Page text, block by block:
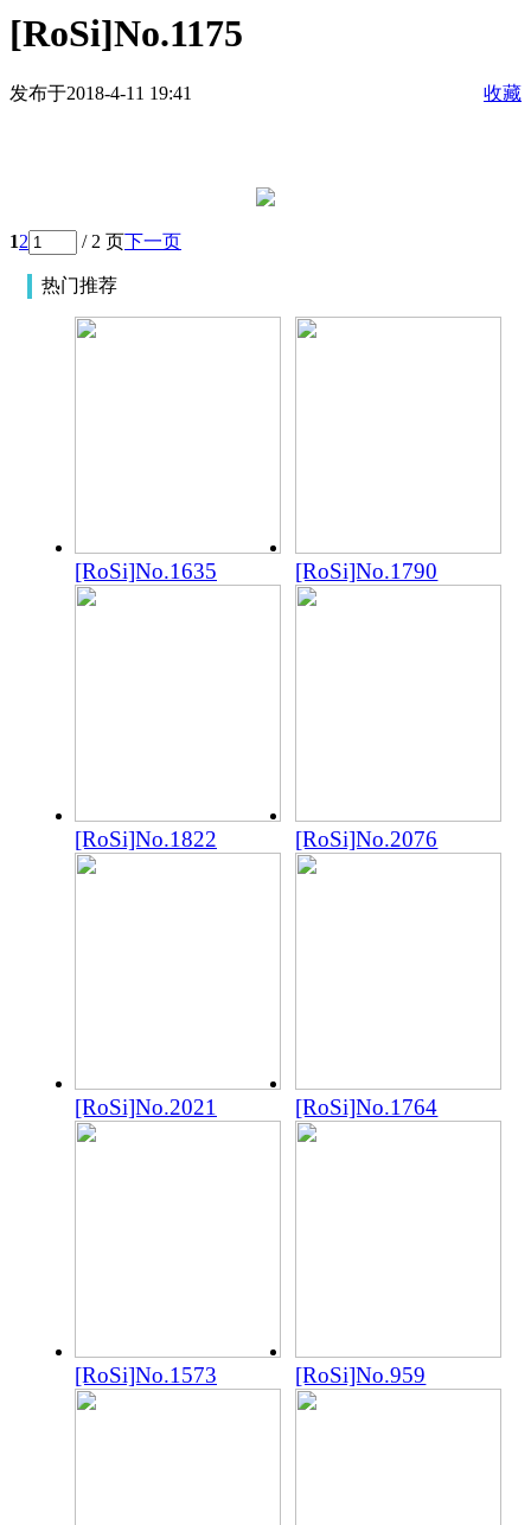
[RoSi]No.1175
发布于2018-4-11 19:41 收藏
12 / 2 页下一页
热门推荐
[RoSi]No.1635 [RoSi]No.1790
[RoSi]No.1822 [RoSi]No.2076
[RoSi]No.2021 [RoSi]No.1764
[RoSi]No.1573 [RoSi]No.959